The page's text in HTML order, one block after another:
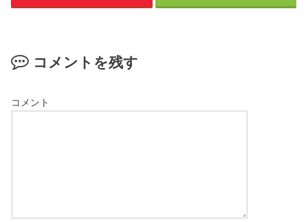
コメントを残す
コメント